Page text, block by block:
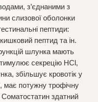
з’єднаними з
слизової оболонки
пептиди:
пептид та ін.
шлунка мають
секрецію HCl,
збільшує кровотік у
має потужну трофічну
здатний